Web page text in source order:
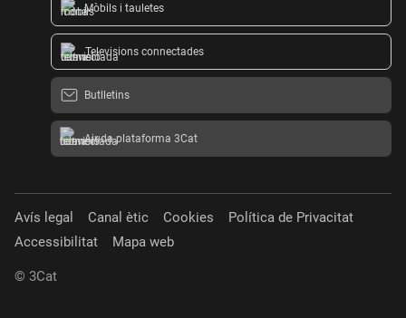
Mòbils i tauletes
Televisions connectades
Butlletins
Ajuda plataforma 3Cat
Avís legal Canal ètic Cookies
Política de Privacitat
Accessibilitat
Mapa web
© 3Cat